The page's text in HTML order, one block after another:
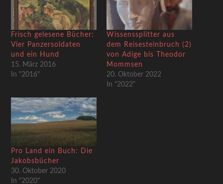
Frisch gelesene Bücher:
Vier Panzersoldaten
und ein Hund
15. März 2016
In "2016"
Wissenssplitter aus
dem Reisesteinbruch (2)
von Adige bis Theodor
Mommsen
20. Oktober 2022
In "2022"
Pro Land ein Buch: Die
Jakobsbücher
30. Oktober 2020
In "2020"